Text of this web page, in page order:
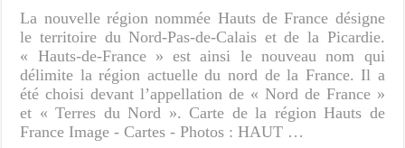
La nouvelle région nommée Hauts de France désigne
le territoire du Nord-Pas-de-Calais et de la Picardie.
« Hauts-de-France » est ainsi le nouveau nom qui
délimite la région actuelle du nord de la France. Il a
été choisi devant l’appellation de « Nord de France »
et « Terres du Nord ». Carte de la région Hauts de
France Image - Cartes - Photos : HAUT …